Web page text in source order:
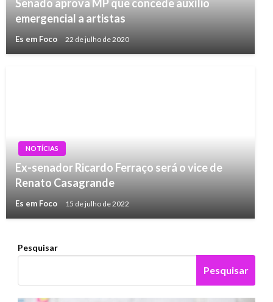
Senado aprova MP que concede auxílio
emergencial a artistas
Es em Foco 22 de julho de 2020
NOTÍCIAS
Ex-senador Ricardo Ferraço será o vice de
Renato Casagrande
Es em Foco 15 de julho de 2022
Pesquisar
Pesquisar